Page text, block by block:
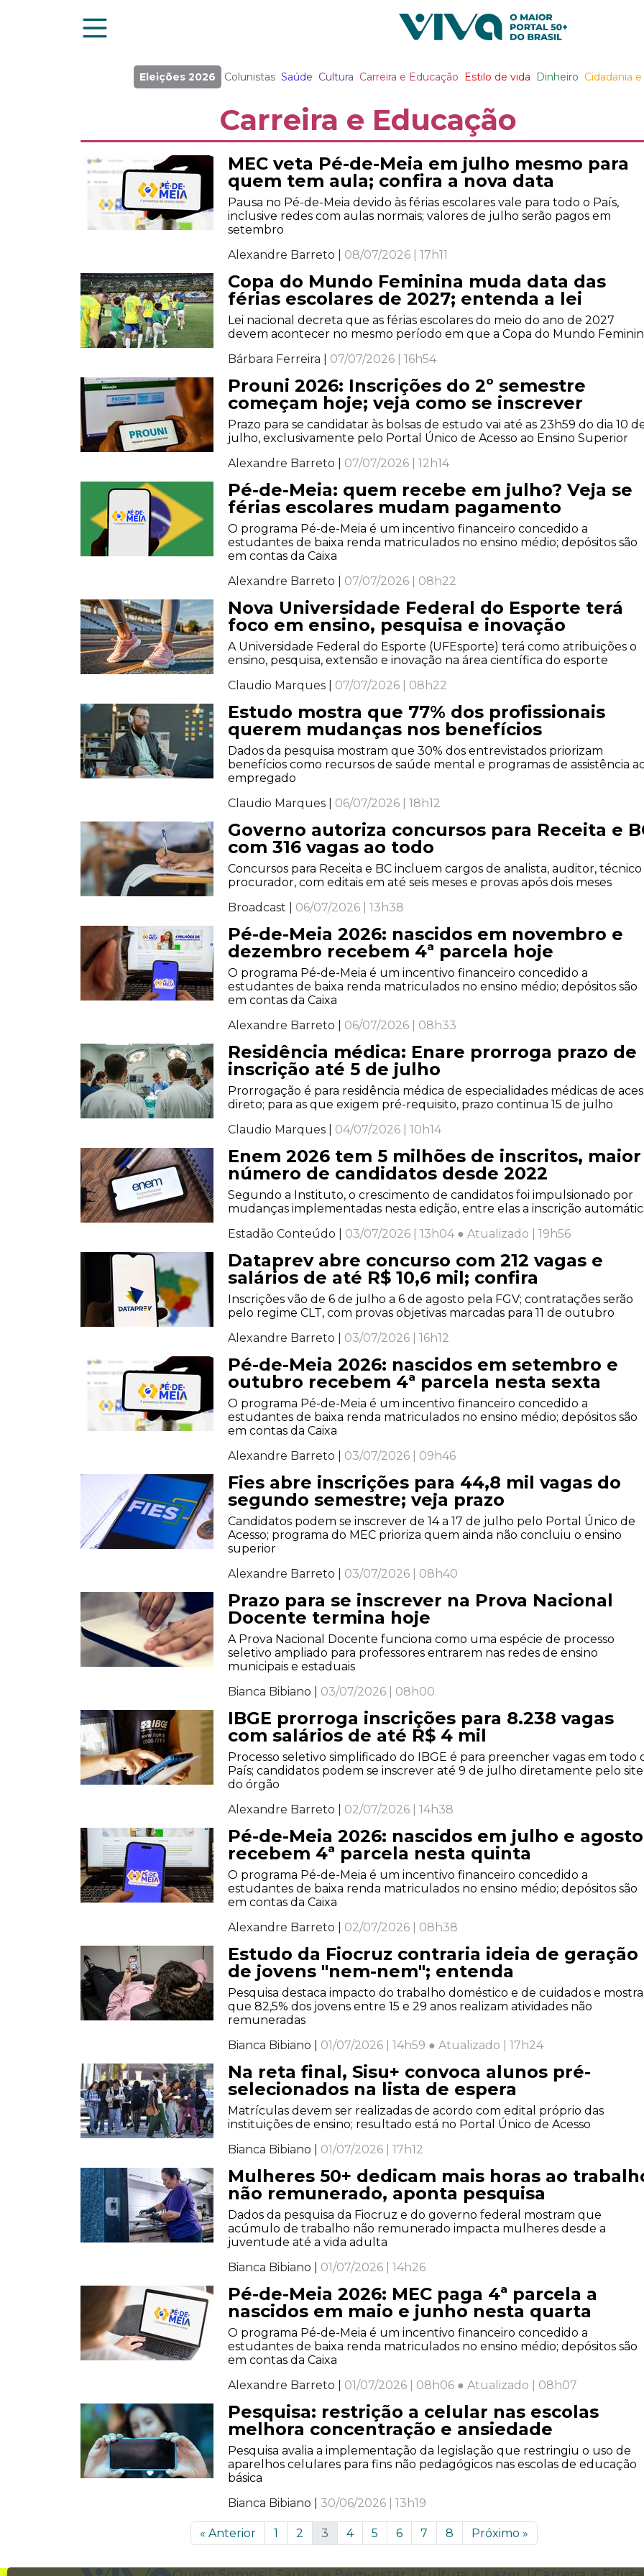
Eleições 2026 Colunistas Saúde Cultura Carreira e Educação Estilo de vida Dinheiro Cidadania
Carreira e Educação
MEC veta Pé-de-Meia em julho mesmo para
quem tem aula; confira a nova data
Pausa no Pé-de-Meia devido às férias escolares vale para todo o País,
inclusive redes com aulas normais; valores de julho serão pagos em
setembro
Alexandre Barreto | 08/07/2026 | 17h11
Copa do Mundo Feminina muda data das
férias escolares de 2027; entenda a lei
Lei nacional decreta que as férias escolares do meio do ano de 2027
devem acontecer no mesmo período em que a Copa do Mundo
Bárbara Ferreira | 07/07/2026 | 16h54
Prouni 2026: Inscrições do 2º semestre
começam hoje; veja como se inscrever
Prazo para se candidatar às bolsas de estudo vai até as 23h59 do dia 10
julho, exclusivamente pelo Portal Único de Acesso ao Ensino Superior
Alexandre Barreto | 07/07/2026 | 12h14
Pé-de-Meia: quem recebe em julho? Veja se
férias escolares mudam pagamento
O programa Pé-de-Meia é um incentivo financeiro concedido a
estudantes de baixa renda matriculados no ensino médio; depósitos são
em contas da Caixa
Alexandre Barreto | 07/07/2026 | 08h22
Nova Universidade Federal do Esporte terá
foco em ensino, pesquisa e inovação
A Universidade Federal do Esporte (UFEsporte) terá como atribuições o
ensino, pesquisa, extensão e inovação na área científica do esporte
Claudio Marques | 07/07/2026 | 08h22
Estudo mostra que 77% dos profissionais
querem mudanças nos benefícios
Dados da pesquisa mostram que 30% dos entrevistados priorizam
benefícios como recursos de saúde mental e programas de assistência
empregado
Claudio Marques | 06/07/2026 | 18h12
Governo autoriza concursos para Receita e
com 316 vagas ao todo
Concursos para Receita e BC incluem cargos de analista, auditor, técnico
procurador, com editais em até seis meses e provas após dois meses
Broadcast | 06/07/2026 | 13h38
Pé-de-Meia 2026: nascidos em novembro e
dezembro recebem 4ª parcela hoje
O programa Pé-de-Meia é um incentivo financeiro concedido a
estudantes de baixa renda matriculados no ensino médio; depósitos são
em contas da Caixa
Alexandre Barreto | 06/07/2026 | 08h33
Residência médica: Enare prorroga prazo de
inscrição até 5 de julho
Prorrogação é para residência médica de especialidades médicas de
direto; para as que exigem pré-requisito, prazo continua 15 de julho
Claudio Marques | 04/07/2026 | 10h14
Enem 2026 tem 5 milhões de inscritos, maior
número de candidatos desde 2022
Segundo a Instituto, o crescimento de candidatos foi impulsionado por
mudanças implementadas nesta edição, entre elas a inscrição
Estadão Conteúdo | 03/07/2026 | 13h04 ● Atualizado | 19h56
Dataprev abre concurso com 212 vagas e
salários de até R$ 10,6 mil; confira
Inscrições vão de 6 de julho a 6 de agosto pela FGV; contratações serão
pelo regime CLT, com provas objetivas marcadas para 11 de outubro
Alexandre Barreto | 03/07/2026 | 16h12
Pé-de-Meia 2026: nascidos em setembro e
outubro recebem 4ª parcela nesta sexta
O programa Pé-de-Meia é um incentivo financeiro concedido a
estudantes de baixa renda matriculados no ensino médio; depósitos são
em contas da Caixa
Alexandre Barreto | 03/07/2026 | 09h46
Fies abre inscrições para 44,8 mil vagas do
segundo semestre; veja prazo
Candidatos podem se inscrever de 14 a 17 de julho pelo Portal Único de
Acesso; programa do MEC prioriza quem ainda não concluiu o ensino
superior
Alexandre Barreto | 03/07/2026 | 08h40
Prazo para se inscrever na Prova Nacional
Docente termina hoje
A Prova Nacional Docente funciona como uma espécie de processo
seletivo ampliado para professores entrarem nas redes de ensino
municipais e estaduais
Bianca Bibiano | 03/07/2026 | 08h00
IBGE prorroga inscrições para 8.238 vagas
com salários de até R$ 4 mil
Processo seletivo simplificado do IBGE é para preencher vagas em todo
País; candidatos podem se inscrever até 9 de julho diretamente pelo site
do órgão
Alexandre Barreto | 02/07/2026 | 14h38
Pé-de-Meia 2026: nascidos em julho e agosto
recebem 4ª parcela nesta quinta
O programa Pé-de-Meia é um incentivo financeiro concedido a
estudantes de baixa renda matriculados no ensino médio; depósitos são
em contas da Caixa
Alexandre Barreto | 02/07/2026 | 08h38
Estudo da Fiocruz contraria ideia de geração
de jovens "nem-nem"; entenda
Pesquisa destaca impacto do trabalho doméstico e de cuidados e mostra
que 82,5% dos jovens entre 15 e 29 anos realizam atividades não
remuneradas
Bianca Bibiano | 01/07/2026 | 14h59 ● Atualizado | 17h24
Na reta final, Sisu+ convoca alunos pré-
selecionados na lista de espera
Matrículas devem ser realizadas de acordo com edital próprio das
instituições de ensino; resultado está no Portal Único de Acesso
Bianca Bibiano | 01/07/2026 | 17h12
Mulheres 50+ dedicam mais horas ao
não remunerado, aponta pesquisa
Dados da pesquisa da Fiocruz e do governo federal mostram que
acúmulo de trabalho não remunerado impacta mulheres desde a
juventude até a vida adulta
Bianca Bibiano | 01/07/2026 | 14h26
Pé-de-Meia 2026: MEC paga 4ª parcela a
nascidos em maio e junho nesta quarta
O programa Pé-de-Meia é um incentivo financeiro concedido a
estudantes de baixa renda matriculados no ensino médio; depósitos são
em contas da Caixa
Alexandre Barreto | 01/07/2026 | 08h06 ● Atualizado | 08h07
Pesquisa: restrição a celular nas escolas
melhora concentração e ansiedade
Pesquisa avalia a implementação da legislação que restringiu o uso de
aparelhos celulares para fins não pedagógicos nas escolas de educação
básica
Bianca Bibiano | 30/06/2026 | 13h19
« Anterior 1 2 3 4 5 6 7 8 Próximo »